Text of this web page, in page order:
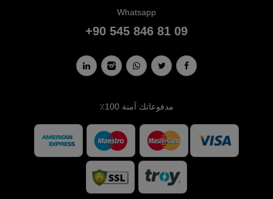
Whatsapp
+90 545 846 81 09
مدفوعاتك آمنة 100٪